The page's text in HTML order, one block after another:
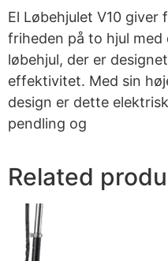
El Løbehjulet V10 giver
friheden på to hjul
løbehjul, der er
effektivitet. Med sin
design er dette
pendling og
Related